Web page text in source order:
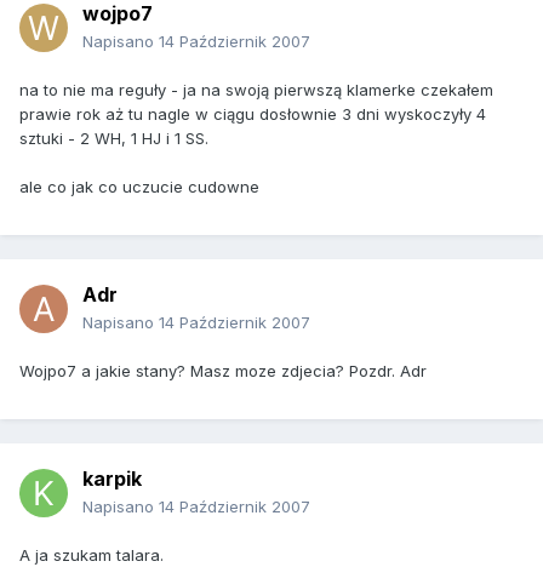
wojpo7
Napisano 14 Październik 2007
na to nie ma reguły - ja na swoją pierwszą klamerke czekałem
prawie rok aż tu nagle w ciągu dosłownie 3 dni wyskoczyły 4
sztuki - 2 WH, 1 HJ i 1 SS.
ale co jak co uczucie cudowne
Adr
Napisano 14 Październik 2007
Wojpo7 a jakie stany? Masz moze zdjecia? Pozdr. Adr
karpik
Napisano 14 Październik 2007
A ja szukam talara.